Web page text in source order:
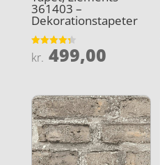
361403 –
Dekorationstapeter
Vurderet
4.3
kr. 499,00